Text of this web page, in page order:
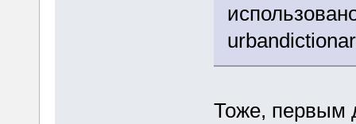
Тоже, первым